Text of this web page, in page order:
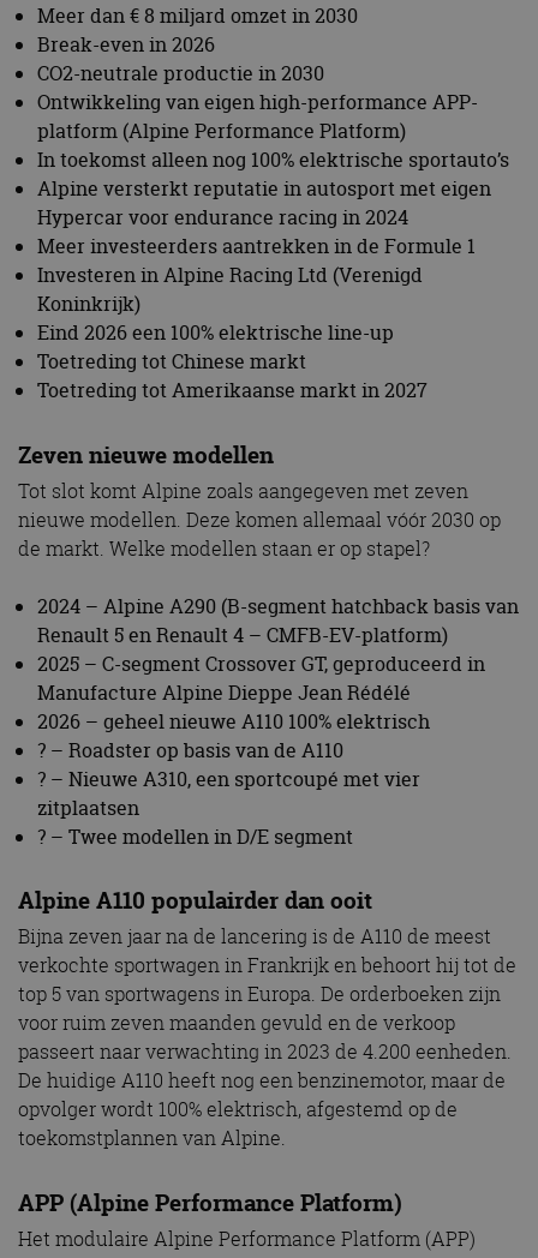
Meer dan € 8 miljard omzet in 2030
Break-even in 2026
CO2-neutrale productie in 2030
Ontwikkeling van eigen high-performance APP-
platform (Alpine Performance Platform)
In toekomst alleen nog 100% elektrische sportauto’s
Alpine versterkt reputatie in autosport met eigen
Hypercar voor endurance racing in 2024
Meer investeerders aantrekken in de Formule 1
Investeren in Alpine Racing Ltd (Verenigd
Koninkrijk)
Eind 2026 een 100% elektrische line-up
Toetreding tot Chinese markt
Toetreding tot Amerikaanse markt in 2027
Zeven nieuwe modellen
Tot slot komt Alpine zoals aangegeven met zeven
nieuwe modellen. Deze komen allemaal vóór 2030 op
de markt. Welke modellen staan er op stapel?
2024 – Alpine A290 (B-segment hatchback basis van
Renault 5 en Renault 4 – CMFB-EV-platform)
2025 – C-segment Crossover GT, geproduceerd in
Manufacture Alpine Dieppe Jean Rédélé
2026 – geheel nieuwe A110 100% elektrisch
? – Roadster op basis van de A110
? – Nieuwe A310, een sportcoupé met vier
zitplaatsen
? – Twee modellen in D/E segment
Alpine A110 populairder dan ooit
Bijna zeven jaar na de lancering is de A110 de meest
verkochte sportwagen in Frankrijk en behoort hij tot de
top 5 van sportwagens in Europa. De orderboeken zijn
voor ruim zeven maanden gevuld en de verkoop
passeert naar verwachting in 2023 de 4.200 eenheden.
De huidige A110 heeft nog een benzinemotor, maar de
opvolger wordt 100% elektrisch, afgestemd op de
toekomstplannen van Alpine.
APP (Alpine Performance Platform)
Het modulaire Alpine Performance Platform (APP)